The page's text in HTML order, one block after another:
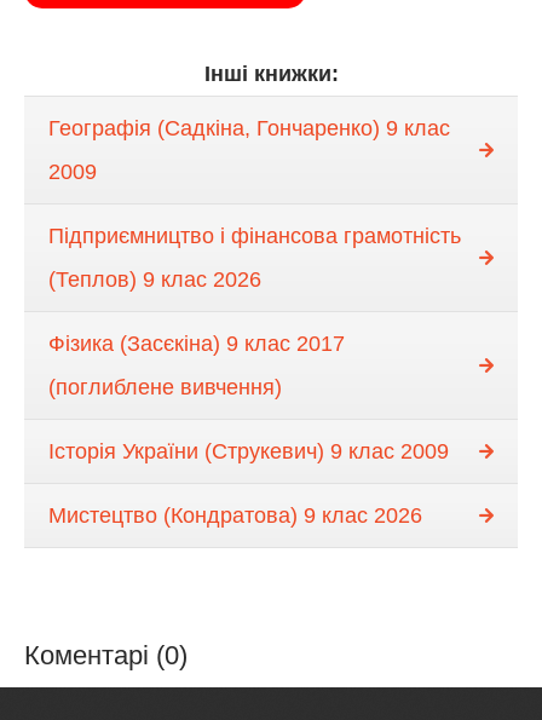
Інші книжки:
Географія (Садкіна, Гончаренко) 9 клас
2009
Підприємництво і фінансова грамотність
(Теплов) 9 клас 2026
Фізика (Засєкіна) 9 клас 2017
(поглиблене вивчення)
Історія України (Струкевич) 9 клас 2009
Мистецтво (Кондратова) 9 клас 2026
Коментарі (0)